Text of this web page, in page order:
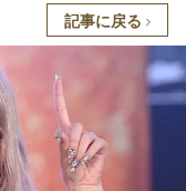
記事に戻る